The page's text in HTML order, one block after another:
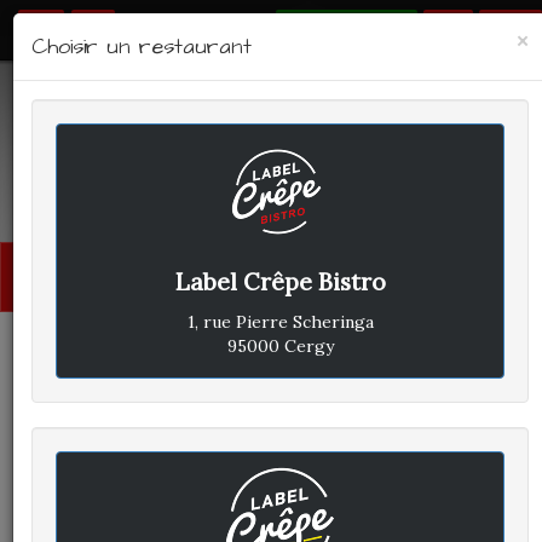
LABEL CRÊPE - BISTRO
STÉPHANE B A
ÉCRIT LE MERCREDI 4
DÉCEMBRE 2024
×
Choisir un restaurant
Label Crêpe Bistro
1, rue Pierre Scheringa
95000 Cergy